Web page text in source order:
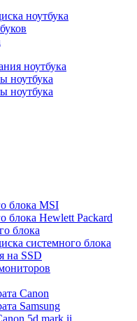
ноутбука
ноутбука
ноутбука
ноутбука
блока MSI
блока Hewlett Packard
блока
системного блока
на SSD
Canon
Samsung
5d mark ii